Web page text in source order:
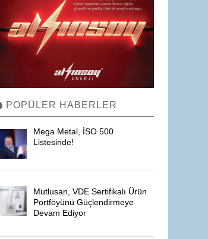
POPÜLER HABERLER
Mega Metal, İSO 500
Listesinde!
Mutlusan, VDE Sertifikalı Ürün
Portföyünü Güçlendirmeye
Devam Ediyor